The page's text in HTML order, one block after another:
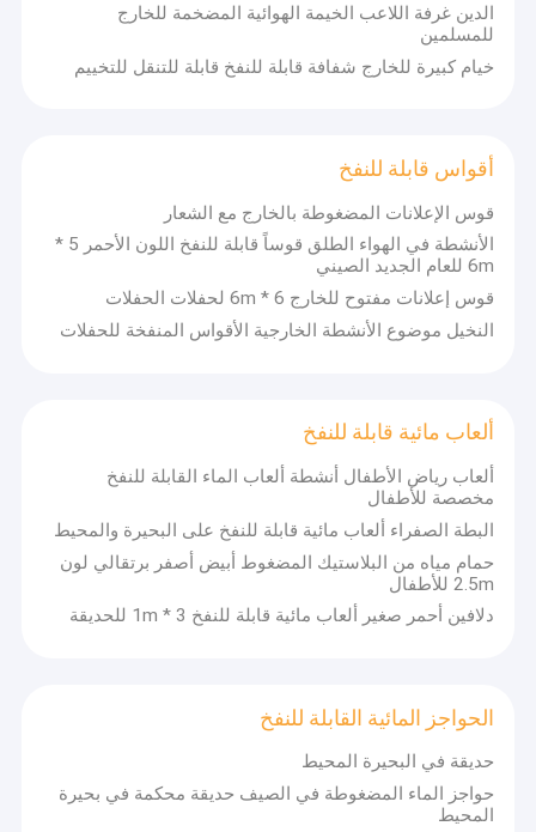
حولنا
الدين غرفة اللاعب الخيمة الهوائية المضخمة للخارج
للمسلمين
خيام كبيرة للخارج شفافة قابلة للنفخ قابلة للتنقل للتخييم
أقواس قابلة للنفخ
قوس الإعلانات المضغوطة بالخارج مع الشعار
الأنشطة في الهواء الطلق قوساً قابلة للنفخ اللون الأحمر 5 *
6m للعام الجديد الصيني
قوس إعلانات مفتوح للخارج 6 * 6m لحفلات الحفلات
النخيل موضوع الأنشطة الخارجية الأقواس المنفخة للحفلات
ألعاب مائية قابلة للنفخ
ألعاب رياض الأطفال أنشطة ألعاب الماء القابلة للنفخ
مخصصة للأطفال
البطة الصفراء ألعاب مائية قابلة للنفخ على البحيرة والمحيط
حمام مياه من البلاستيك المضغوط أبيض أصفر برتقالي لون
2.5m للأطفال
دلافين أحمر صغير ألعاب مائية قابلة للنفخ 3 * 1m للحديقة
الحواجز المائية القابلة للنفخ
حديقة في البحيرة المحيط
حواجز الماء المضغوطة في الصيف حديقة محكمة في بحيرة
المحيط
شركة غوانغتشو كولي للمعدات الترفيهية
هي شركة تصنيع متميزة مسجلة العلامة التجارية في قوانغتشو،
الصين، مع ما يقرب من عقد من التدخل العميق في صناعة المضخات